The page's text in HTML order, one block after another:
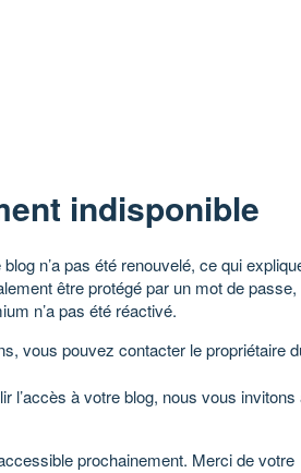
indisponible
n’a pas été renouvelé, ce qui
être protégé par un mot de passe,
n’a pas été réactivé.
vous pouvez contacter le propriétaire
l’accès à votre blog, nous vous invitons
prochainement. Merci de votre